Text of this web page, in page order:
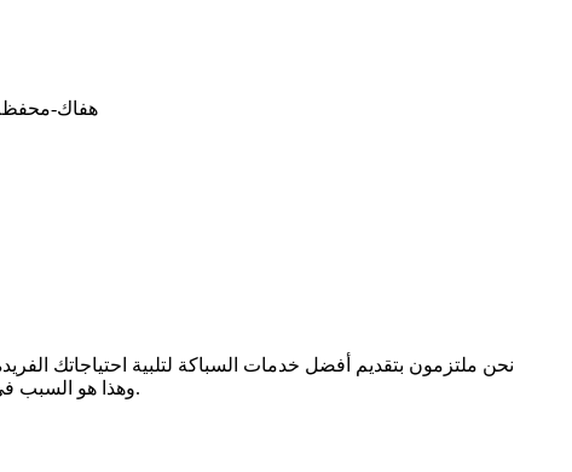
نحن ملتزمون بتقديم أفضل خدمات السباكة لتلبية احتياجاتك
وهذا هو السبب في أننا نذهب إلى أبعد الحدود لتقديم خدمة استثنائية تفوق توقعاتك.